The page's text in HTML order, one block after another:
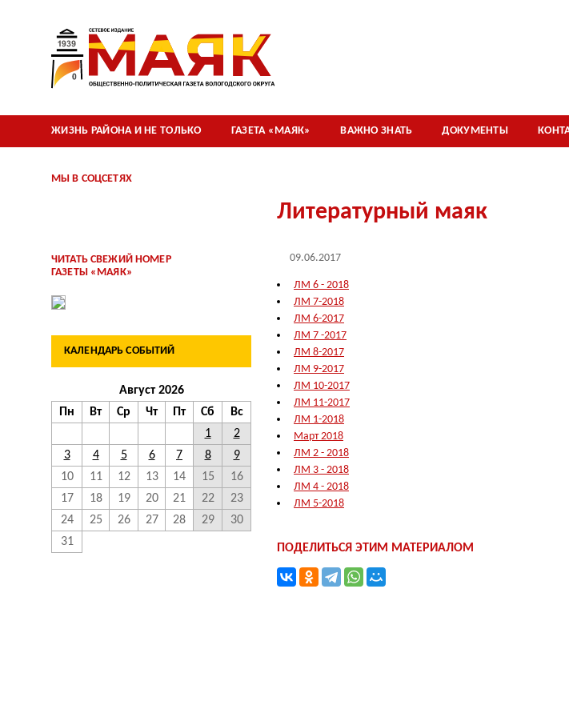
ЖИЗНЬ РАЙОНА И НЕ ТОЛЬКО ГАЗЕТА «МАЯК» ВАЖНО ЗНАТЬ ДОКУМЕНТЫ
Литературный маяк
09.06.2017
ЛМ 6 - 2018
ЛМ 7-2018
ЛМ 6-2017
ЛМ 7 -2017
ЛМ 8-2017
ЛМ 9-2017
ЛМ 10-2017
ЛМ 11-2017
ЛМ 1-2018
Март 2018
ЛМ 2 - 2018
ЛМ 3 - 2018
ЛМ 4 - 2018
ЛМ 5-2018
ПОДЕЛИТЬСЯ ЭТИМ МАТЕРИАЛОМ
МЫ В СОЦСЕТЯХ
ЧИТАТЬ СВЕЖИЙ НОМЕР
ГАЗЕТЫ «МАЯК»
КАЛЕНДАРЬ СОБЫТИЙ
Август 2026
Пн
Вт Ср Чт Пт Сб
Вс
1
2
3
4 5 6 7 8
9
10
11 12 13 14 15
16
17
18 19 20 21 22
23
24
25 26 27 28 29
30
31